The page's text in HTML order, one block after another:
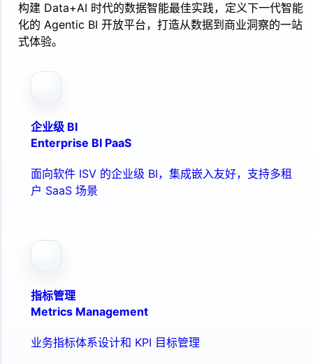
构建 Data+AI 时代的数据智能最佳实践，定义下一代智能
化的 Agentic BI 开放平台，打造从数据到商业洞察的一站
式体验。
企业级 BI
Enterprise BI PaaS
面向软件 ISV 的企业级 BI，集成嵌入友好，支持多租
户 SaaS 场景
指标管理
Metrics Management
业务指标体系设计和 KPI 目标管理